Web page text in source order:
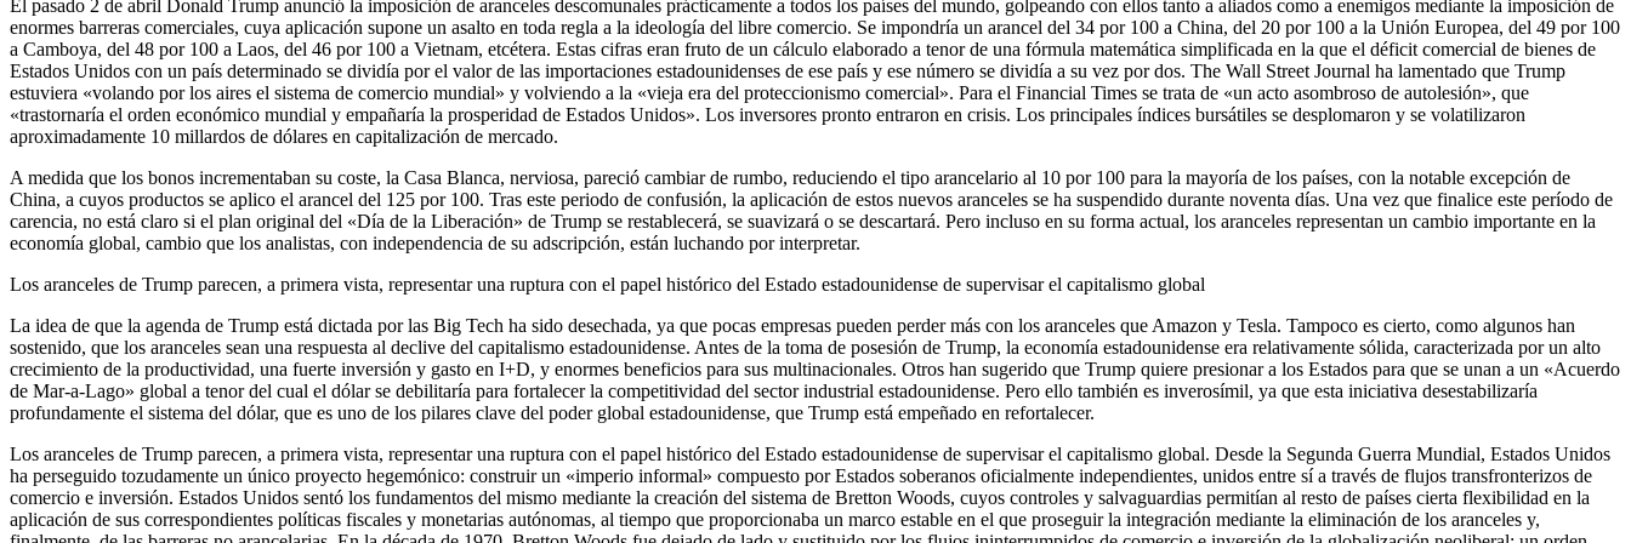
El pasado 2 de abril Donald Trump anunció la imposición de aranceles descomunales prácticamente a todos los países del mundo, golpeando con ellos tanto a aliados como a enemigos mediante la imposición de
enormes barreras comerciales, cuya aplicación supone un asalto en toda regla a la ideología del libre comercio. Se impondría un arancel del 34 por 100 a China, del 20 por 100 a la Unión Europea, del 49 por 100
a Camboya, del 48 por 100 a Laos, del 46 por 100 a Vietnam, etcétera. Estas cifras eran fruto de un cálculo elaborado a tenor de una fórmula matemática simplificada en la que el déficit comercial de bienes de
Estados Unidos con un país determinado se dividía por el valor de las importaciones estadounidenses de ese país y ese número se dividía a su vez por dos. The Wall Street Journal ha lamentado que Trump
estuviera «volando por los aires el sistema de comercio mundial» y volviendo a la «vieja era del proteccionismo comercial». Para el Financial Times se trata de «un acto asombroso de autolesión», que
«trastornaría el orden económico mundial y empañaría la prosperidad de Estados Unidos». Los inversores pronto entraron en crisis. Los principales índices bursátiles se desplomaron y se volatilizaron
aproximadamente 10 millardos de dólares en capitalización de mercado.
A medida que los bonos incrementaban su coste, la Casa Blanca, nerviosa, pareció cambiar de rumbo, reduciendo el tipo arancelario al 10 por 100 para la mayoría de los países, con la notable excepción de
China, a cuyos productos se aplico el arancel del 125 por 100. Tras este periodo de confusión, la aplicación de estos nuevos aranceles se ha suspendido durante noventa días. Una vez que finalice este período de
carencia, no está claro si el plan original del «Día de la Liberación» de Trump se restablecerá, se suavizará o se descartará. Pero incluso en su forma actual, los aranceles representan un cambio importante en la
economía global, cambio que los analistas, con independencia de su adscripción, están luchando por interpretar.
Los aranceles de Trump parecen, a primera vista, representar una ruptura con el papel histórico del Estado estadounidense de supervisar el capitalismo global
La idea de que la agenda de Trump está dictada por las Big Tech ha sido desechada, ya que pocas empresas pueden perder más con los aranceles que Amazon y Tesla. Tampoco es cierto, como algunos han
sostenido, que los aranceles sean una respuesta al declive del capitalismo estadounidense. Antes de la toma de posesión de Trump, la economía estadounidense era relativamente sólida, caracterizada por un alto
crecimiento de la productividad, una fuerte inversión y gasto en I+D, y enormes beneficios para sus multinacionales. Otros han sugerido que Trump quiere presionar a los Estados para que se unan a un «Acuerdo
de Mar-a-Lago» global a tenor del cual el dólar se debilitaría para fortalecer la competitividad del sector industrial estadounidense. Pero ello también es inverosímil, ya que esta iniciativa desestabilizaría
profundamente el sistema del dólar, que es uno de los pilares clave del poder global estadounidense, que Trump está empeñado en refortalecer.
Los aranceles de Trump parecen, a primera vista, representar una ruptura con el papel histórico del Estado estadounidense de supervisar el capitalismo global. Desde la Segunda Guerra Mundial, Estados Unidos
ha perseguido tozudamente un único proyecto hegemónico: construir un «imperio informal» compuesto por Estados soberanos oficialmente independientes, unidos entre sí a través de flujos transfronterizos de
comercio e inversión. Estados Unidos sentó los fundamentos del mismo mediante la creación del sistema de Bretton Woods, cuyos controles y salvaguardias permitían al resto de países cierta flexibilidad en la
aplicación de sus correspondientes políticas fiscales y monetarias autónomas, al tiempo que proporcionaba un marco estable en el que proseguir la integración mediante la eliminación de los aranceles y,